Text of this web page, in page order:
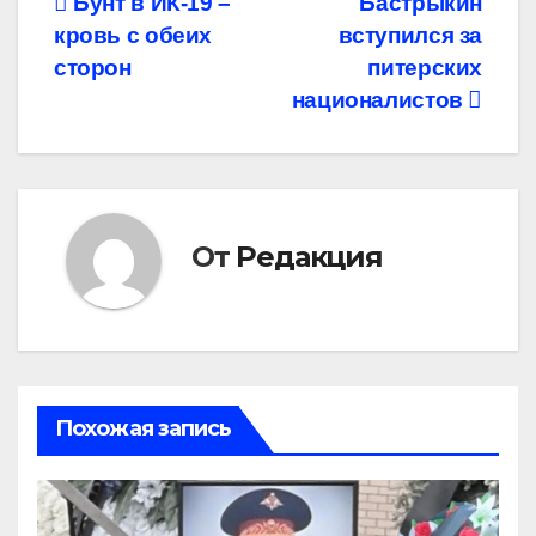
Навигация
по
вступился за
питерских
националистов
кровь с обеих
сторон
От Редакция
Похожая запись